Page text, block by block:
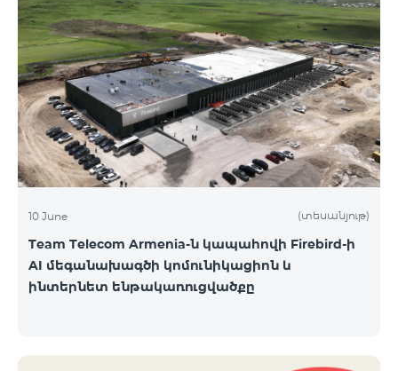
10 June (տեսանյութ)
Team Telecom Armenia-ն կապահովի Firebird-ի
AI մեգանախագծի կոմունիկացիոն և
ինտերնետ ենթակառուցվածքը